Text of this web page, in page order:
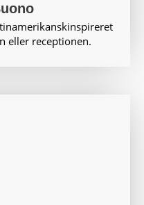
eller receptionen.